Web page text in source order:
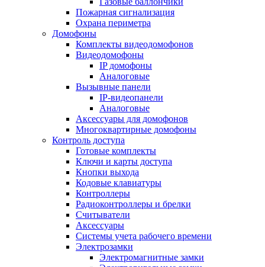
Пожарная сигнализация
Охрана периметра
Домофоны
Комплекты видеодомофонов
Видеодомофоны
IP домофоны
Аналоговые
Вызывные панели
IP-видеопанели
Аналоговые
Аксессуары для домофонов
Многоквартирные домофоны
Контроль доступа
Готовые комплекты
Ключи и карты доступа
Кнопки выхода
Кодовые клавиатуры
Контроллеры
Радиоконтроллеры и брелки
Считыватели
Аксессуары
Системы учета рабочего времени
Электрозамки
Электромагнитные замки